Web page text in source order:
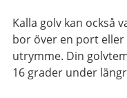
Kalla golv kan också
bor över en port
utrymme. Din
16 grader under